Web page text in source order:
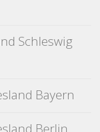
Schleswig
Bayern
Berlin